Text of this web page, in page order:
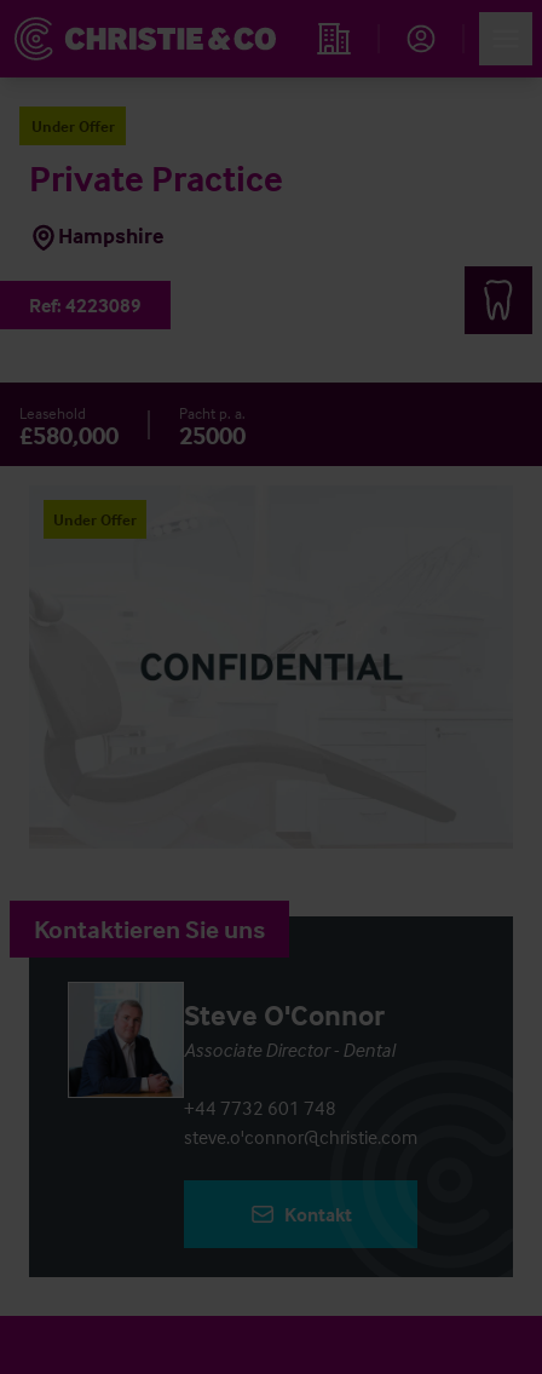
Immobiliensuche
Under Offer
Private Practice
Hampshire
Ref: 4223089
Leasehold
£580,000
Pacht p. a.
25000
Under Offer
Kontaktieren Sie uns
Steve O'Connor
Associate Director - Dental
+44 7732 601 748
steve.o'connor@christie.com
Kontakt